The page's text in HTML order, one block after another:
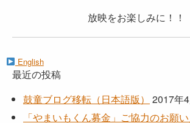
放映をお楽しみに！！
English
最近の投稿
鼓童ブログ移転（日本語版）
2017年
「やまいもくん募金」ご協力のお願